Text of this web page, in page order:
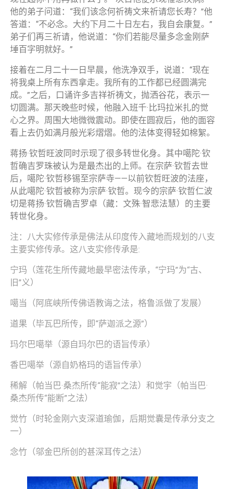
他的弟子问道：“我们该念何祈祷文来祈请您长寿？”他
答道：“不必念。大约下月二十日左右，我自会康复。”
弟子们再三祈请，他说道：“你们若能尽量多念金刚萨
埵百字明就好。”
接着在二月二十一日早晨，他洗净双手，说道：“现在
将我桌上所有东西拿走。我所有的工作都已经圆满完
成。”之后，口诵许多吉祥祈祷文，抛洒谷花，表示一
切圆满。那天晚些时候，他融入班千·比玛拉米扎的觉
心之界。周围大地微微震动。即使在圆寂后，他的面容
看上去仍如满月般光彩熠熠。他的法体变得轻如棉絮。
蒋扬·钦哲旺波同时示现了很多转世化身。其中噶陀·钦
哲确吉罗珠被认为是最杰出的上师。在宗萨·钦哲去世
后，噶陀·钦哲移锡至宗萨寺——以前钦哲旺波的法座，
从此噶陀·钦哲被称为宗萨·钦哲。现今的宗萨·钦哲仁波
切是蒋扬·钦哲确吉罗卓（藏：文殊·智悲法慧）的主要
转世化身。
注：八大实修传承是佛法从印度传入藏地而规划的八支
主要实修传承。这八支实修传承是:
宁玛（莲花生所传藏地最早密法传承，“宁玛”为“古、
旧”义）
噶当（阿底峡所传佛语教诲之法，格鲁派做了发展）
道果（毕瓦巴所传，即“萨迦派之源”）
玛尔巴噶举（源自玛尔巴的语旨传承）
香巴噶举（源自奶格玛的语旨传承）
稀解（帕当巴·桑杰所传“能寂”之法）和觉宇（帕当巴·
桑杰所传“能断”之法）
觉竹（时轮金刚六支深道瑜伽，后期觉囊是传承分支之
一）
念竹（邬金巴所创的甚深耳传之法）